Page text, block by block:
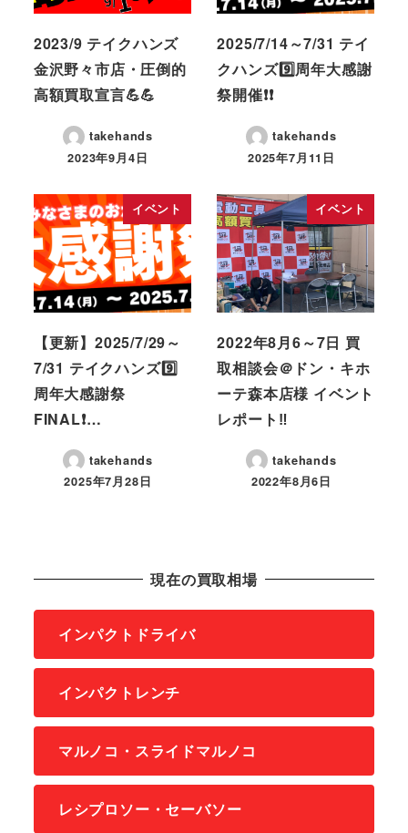
2023/9 テイクハンズ
金沢野々市店・圧倒的
高額買取宣言💪💪
takehands
2023年9月4日
2025/7/14～7/31 テイ
クハンズ9️⃣周年大感謝
祭開催❗❗
takehands
2025年7月11日
イベント
【更新】2025/7/29～
7/31 テイクハンズ9️⃣
周年大感謝祭
FINAL❗…
takehands
2025年7月28日
イベント
2022年8月6～7日 買
取相談会＠ドン・キホ
ーテ森本店様 イベント
レポート‼
takehands
2022年8月6日
現在の買取相場
インパクトドライバ
インパクトレンチ
マルノコ・スライドマルノコ
レシプロソー・セーバソー